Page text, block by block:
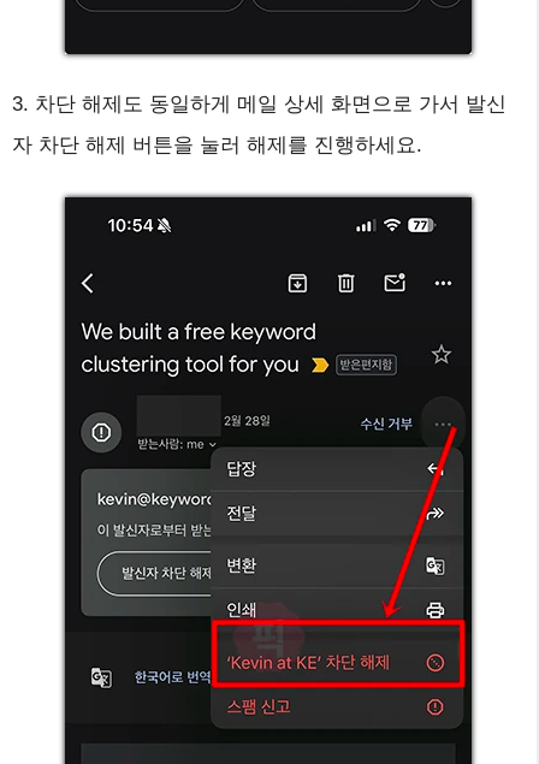
3. 차단 해제도 동일하게 메일 상세 화면으로 가서 발신
자 차단 해제 버튼을 눌러 해제를 진행하세요.